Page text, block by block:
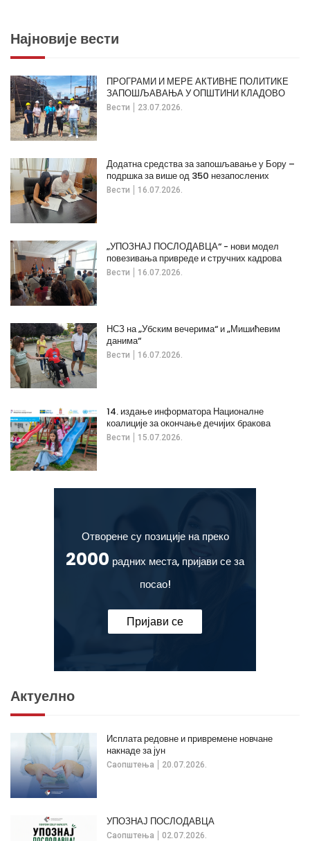
Најновије вести
Вести 23.07.2026.
ПРОГРАМИ И МЕРЕ АКТИВНЕ ПОЛИТИКЕ
ЗАПОШЉАВАЊА У ОПШТИНИ КЛАДОВО
Вести 16.07.2026.
Додатна средства за запошљавање у Бору –
подршка за више од 350 незапослених
Вести 16.07.2026.
„УПОЗНАЈ ПОСЛОДАВЦА“ - нови модел
повезивања привреде и стручних кадрова
Вести 16.07.2026.
НСЗ на „Убским вечерима“ и „Мишићевим
данима“
Вести 15.07.2026.
14. издање информатора Националне
коалиције за окончање дечијих бракова
Отворене су позиције на преко
2000 радних места, пријави се за
посао!
Пријави се
Актуелно
Саопштења 20.07.2026.
Исплата редовне и привремене новчане
накнаде за јун
Саопштења 02.07.2026.
УПОЗНАЈ ПОСЛОДАВЦА